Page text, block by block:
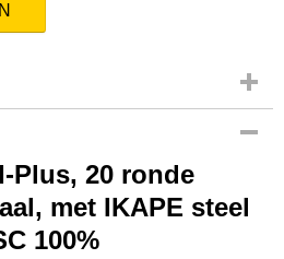
Plus, 20 ronde
met IKAPE steel
100%